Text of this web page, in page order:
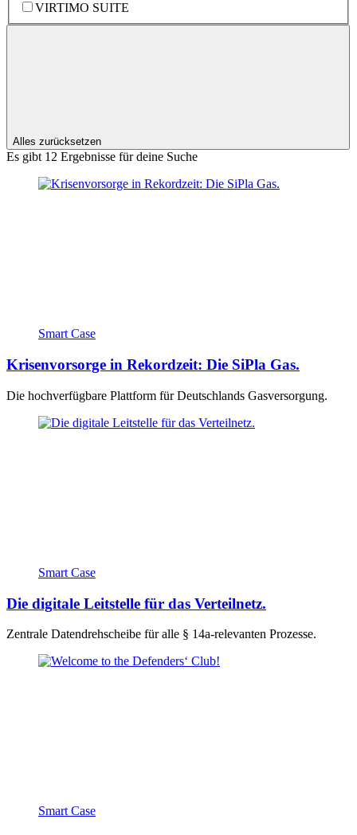
VIRTIMO SUITE
Alles zurücksetzen
Es gibt 12 Ergebnisse für deine Suche
Smart Case
Krisenvorsorge in Rekordzeit: Die SiPla Gas.
Die hochverfügbare Plattform für Deutschlands Gasversorgung.
Smart Case
Die digitale Leitstelle für das Verteilnetz.
Zentrale Datendrehscheibe für alle § 14a-relevanten Prozesse.
Smart Case